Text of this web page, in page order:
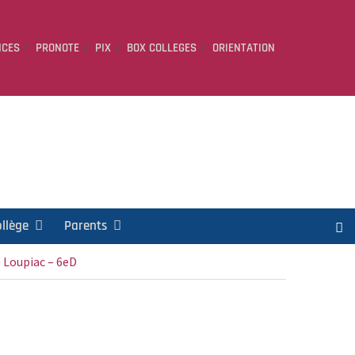
PRONOTE PIX BOX COLLEGES ORIENTATION
Parents
– 6eD